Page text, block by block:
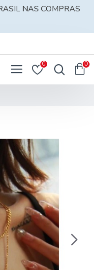
NAS COMPRAS
0 0